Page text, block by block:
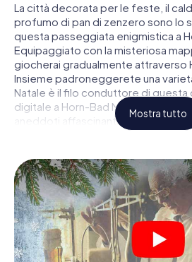
La città decorata per le feste, il
profumo di pan di zenzero sono
questa passeggiata enigmistica a
Equipaggiato con la misteriosa
giocherai gradualmente attraverso
Insieme padroneggerete una
Natale è il filo conduttore di questa
digitale a Horn-Bad Meinberg. In
aneddoti affascinanti sull'avvicinarsi
natalizia. Riuscirai ad interpretare
di tesori?
Il mercatino di Natale di
come tappa
Metti insieme una squadra
della famiglia e parti insieme per
natalizia attraverso Horn-Bad
Mostra tutto